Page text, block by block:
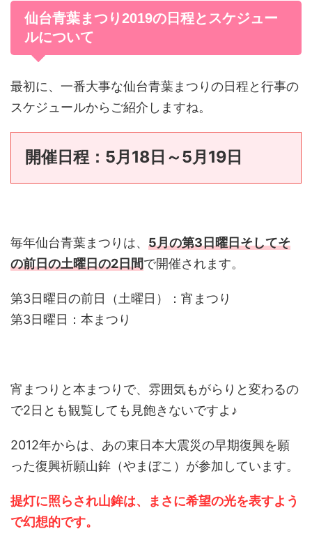
仙台青葉まつり2019の日程とスケジュー
ルについて
最初に、一番大事な仙台青葉まつりの日程と行事の
スケジュールからご紹介しますね。
開催日程：5月18日～5月19日
毎年仙台青葉まつりは、 5月の第3日曜日そしてそ
の前日の土曜日の2日間で開催されます。
第3日曜日の前日（土曜日）：宵まつり
第3日曜日：本まつり
宵まつりと本まつりで、雰囲気もがらりと変わるの
で2日とも観覧しても見飽きないですよ♪
2012年からは、あの東日本大震災の早期復興を願
った復興祈願山鉾（やまぼこ）が参加しています。
提灯に照らされ山鉾は、まさに希望の光を表すよう
で幻想的です。